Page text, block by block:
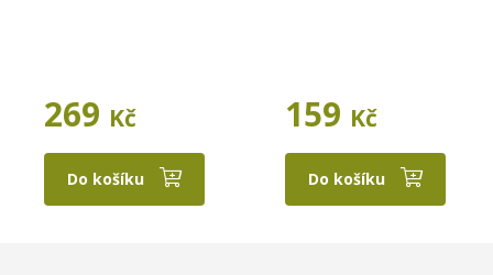
269 Kč
Do košíku
159 Kč
Do košíku